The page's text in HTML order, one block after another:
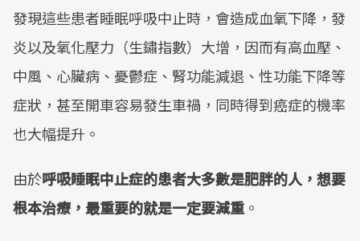
發現這些患者睡眠呼吸中止時，會造成血氧下降，發
炎以及氧化壓力（生鏽指數）大增，因而有高血壓、
中風、心臟病、憂鬱症、腎功能減退、性功能下降等
症狀，甚至開車容易發生車禍，同時得到癌症的機率
也大幅提升。
由於呼吸睡眠中止症的患者大多數是肥胖的人，想要
根本治療，最重要的就是一定要減重 。